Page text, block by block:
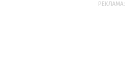
РЕКЛАМА: